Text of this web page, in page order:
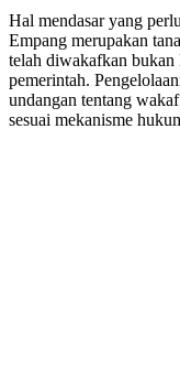
Hal mendasar yang
Empang merupakan
telah diwakafkan
pemerintah.
undangan tentang
sesuai mekanisme